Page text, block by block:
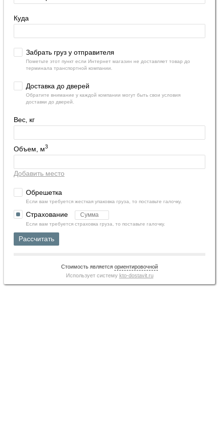
Куда
Забрать груз у отправителя
Пометьте этот пункт если Интернет магазин не доставляет товар до
терминала транспортной компании.
Доставка до дверей
Обратите внимание у каждой компании могут быть свои условия
доставки до дверей.
Вес, кг
Объем, м3
Добавить место
Обрешетка
Если вам требуется жесткая упаковка груза, то поставьте галочку.
Страхование
Если вам требуется страховка груза, то поставьте галочку.
Рассчитать
Стоимость является ориентировочной
Использует систему kto-dostavit.ru